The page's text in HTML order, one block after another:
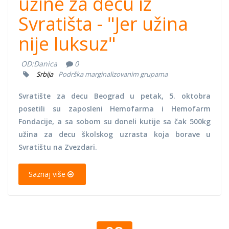
Svratišta - "Jer užina
nije luksuz"
OD:Danica 0
Srbija Podrška marginalizovanim grupama
Svratište za decu Beograd u petak, 5. oktobra
posetili su zaposleni Hemofarma i Hemofarm
Fondacije, a sa sobom su doneli kutije sa čak 500kg
užina za decu školskog uzrasta koja borave u
Svratištu na Zvezdari.
Saznaj više